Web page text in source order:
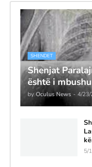
SHENDET
Shenjat
është i
by Oculus News - 4/23/
5/